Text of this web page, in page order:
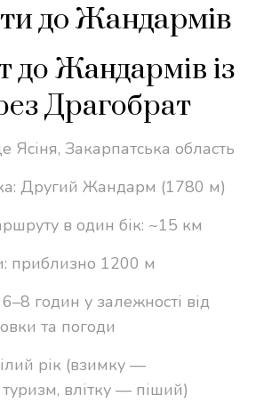
до Жандармів
Жандармів із
Драгобрат
Ясіня, Закарпатська область
Другий Жандарм (1780 м)
в один бік: ~15 км
приблизно 1200 м
годин у залежності від
та погоди
рік (взимку —
влітку — піший)